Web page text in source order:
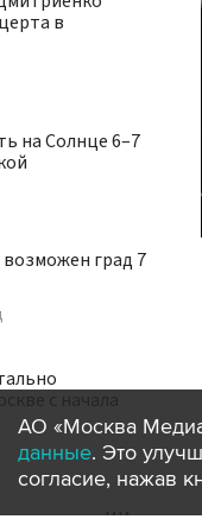
в
на Солнце 6–7
град 7
с начала
вокруг ИИ
АО «Москва
данные. Это
согласие, нажав